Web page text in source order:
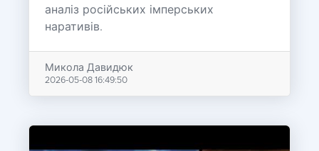
аналіз російських імперських
наративів.
Микола Давидюк
2026-05-08 16:49:50